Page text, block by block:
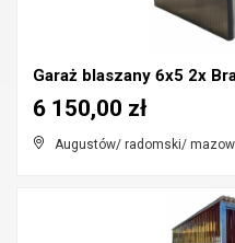
Garaż blaszany 6x5 2x
Augustów/ radomski/
6 150,00 zł